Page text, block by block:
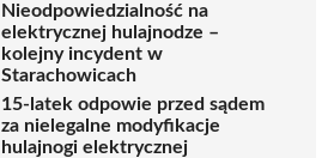
Nieodpowiedzialność na
elektrycznej hulajnodze –
kolejny incydent w
Starachowicach
15-latek odpowie przed sądem
za nielegalne modyfikacje
hulajnogi elektrycznej